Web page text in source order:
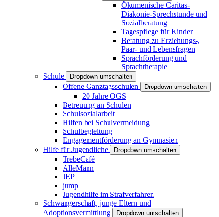
Ökumenische Caritas-
Diakonie-Sprechstunde und
Sozialberatung
Tagespflege für Kinder
Beratung zu Erziehungs-,
Paar- und Lebensfragen
Sprachförderung und
Sprachtherapie
Schule
Dropdown umschalten
Offene Ganztagsschulen Dropdown umschalten
20 Jahre OGS
Betreuung an Schulen
Schulsozialarbeit
Hilfen bei Schulvermeidung
Schulbegleitung
Engagementförderung an Gymnasien
Hilfe für Jugendliche
Dropdown umschalten
TrebeCafé
AlleMann
JEP
jump
Jugendhilfe im Strafverfahren
Schwangerschaft, junge Eltern und
Adoptionsvermittlung
Dropdown umschalten